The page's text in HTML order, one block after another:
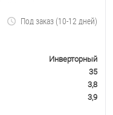
Под заказ (10-12 дней)
Инверторный
35
3,8
3,9